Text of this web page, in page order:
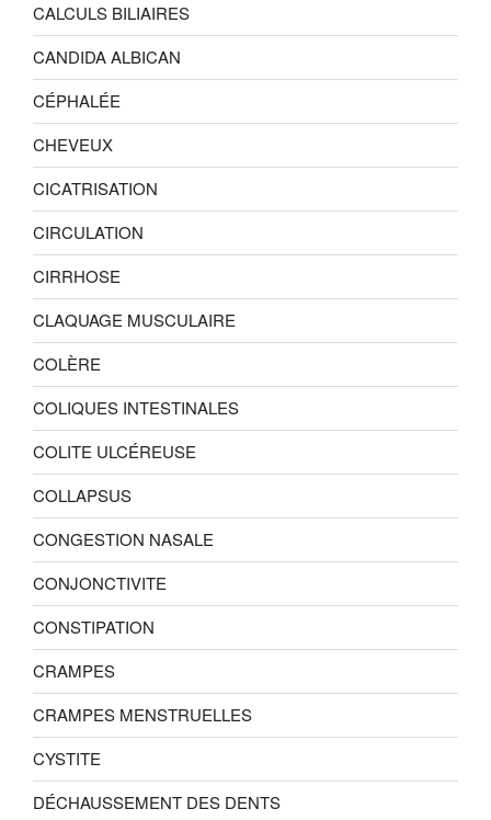
CALCULS BILIAIRES
CANDIDA ALBICAN
CÉPHALÉE
CHEVEUX
CICATRISATION
CIRCULATION
CIRRHOSE
CLAQUAGE MUSCULAIRE
COLÈRE
COLIQUES INTESTINALES
COLITE ULCÉREUSE
COLLAPSUS
CONGESTION NASALE
CONJONCTIVITE
CONSTIPATION
CRAMPES
CRAMPES MENSTRUELLES
CYSTITE
DÉCHAUSSEMENT DES DENTS